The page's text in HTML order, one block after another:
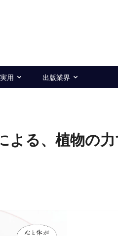
用 出版業界
る、植物の力